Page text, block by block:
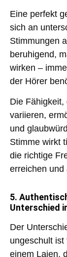
Eine perfekt
sich an
Stimmungen
beruhigend,
wirken –
der Hörer
Die Fähigkeit,
variieren,
und
Stimme wirkt
die richtige
erreichen und
5.
Unterschied
Der
ungeschult
einem Laien,